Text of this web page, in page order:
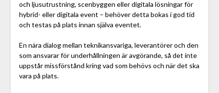
och ljusutrustning, scenbyggen eller digitala lösningar för
hybrid- eller digitala event – behöver detta bokas i god tid
och testas på plats innan själva eventet.
En nära dialog mellan teknikansvariga, leverantörer och den
som ansvarar för underhållningen är avgörande, så det inte
uppstår missförstånd kring vad som behövs och när det ska
vara på plats.